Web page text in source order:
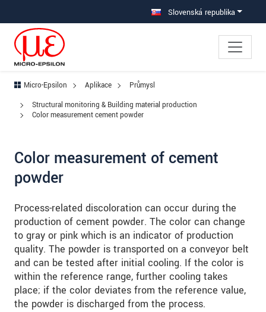
Prejdite priamo na hlavnú navigáciu Slovenská republika
Micro-Epsilon Aplikace
Průmysl
Structural monitoring & Building material production
Color measurement cement powder
Color measurement of cement
powder
Process-related discoloration can occur during the
production of cement powder. The color can change
to gray or pink which is an indicator of production
quality. The powder is transported on a conveyor belt
and can be tested after initial cooling. If the color is
within the reference range, further cooling takes
place; if the color deviates from the reference value,
the powder is discharged from the process.